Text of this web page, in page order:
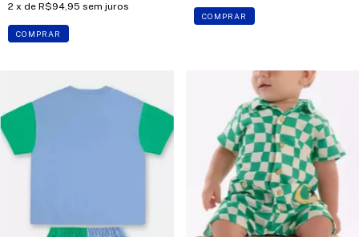
2 x de R$94,95 sem juros
COMPRAR
COMPRAR